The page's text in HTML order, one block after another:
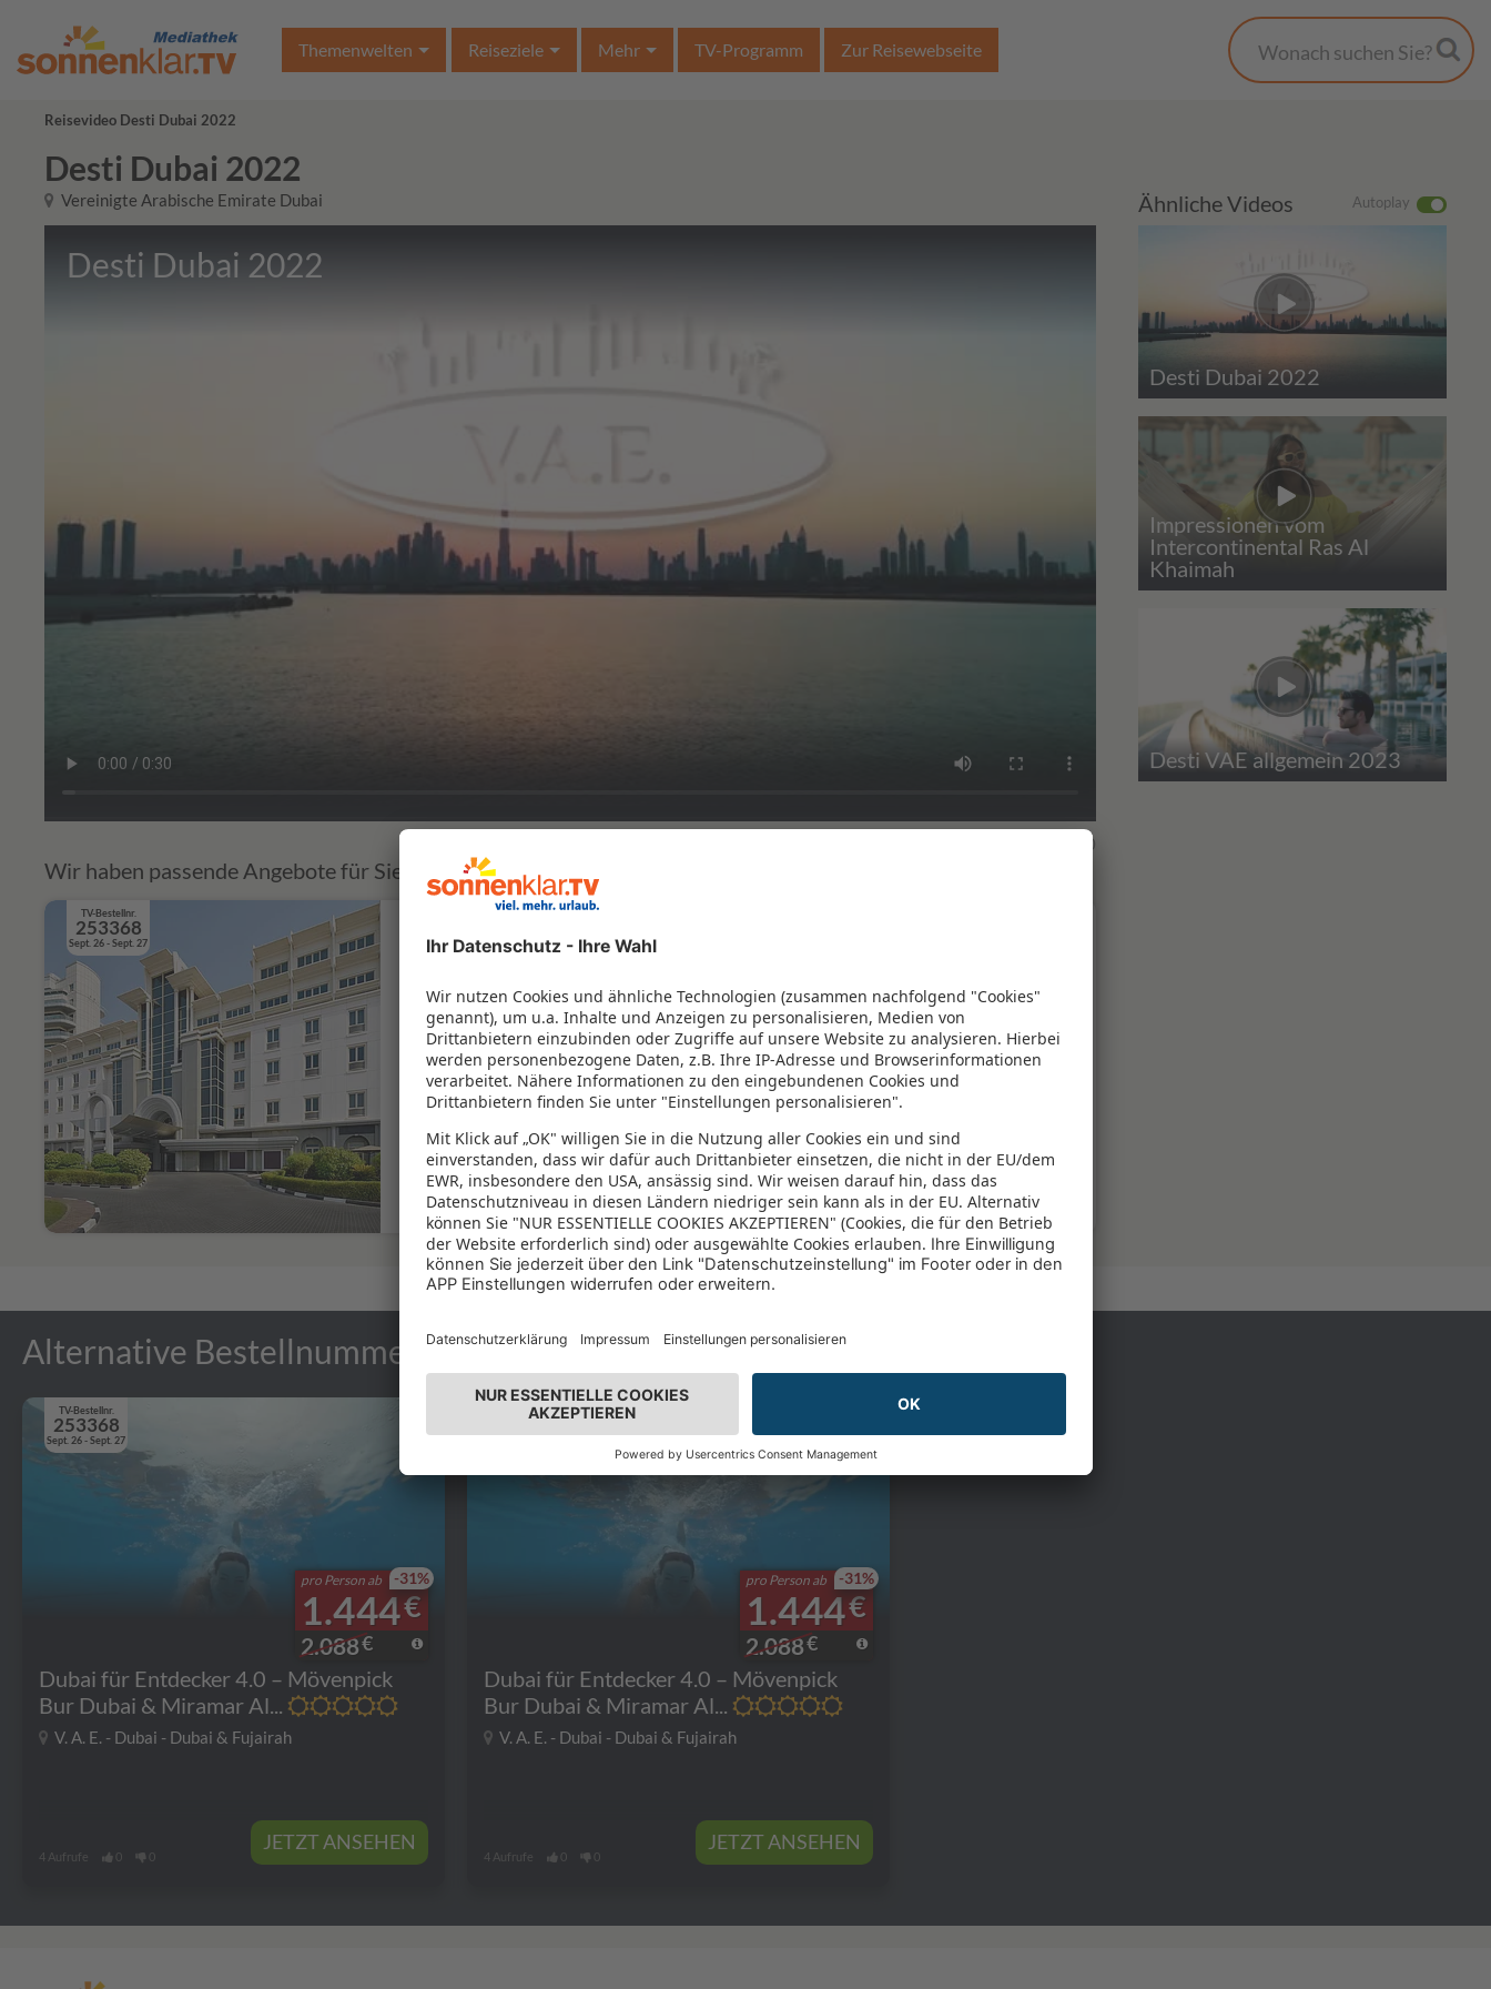
Themenwelten Reiseziele Mehr TV-Programm Zur Reisewebseite
Reisevideo Desti Dubai 2022
Desti Dubai 2022
Vereinigte Arabische Emirate Dubai Ähnliche Videos Autoplay
Desti Dubai 2022
0
Wir haben passende Angebote für Sie zusammengestellt
TV-Bestellnr.
253368
Sept. 26 - Sept. 27
Dubai & Miramar Al Aqah Resort
V. A. E. - Dubai - Dubai & Fujairah
inkl. Flug
14- bzw. 15-tägige Flugreise
Ihre besonderen sonnenklar.TV Vorteile
Erlebnispaket "Dubai für Entdecker" mit 4 Ausflügen
Upgrade auf ein Executive Zimmer inkl. Zugang zur
Executive Lounge und Upgrade auf Halbpension Plus in
Dubai (Wert: ca. € 210,- pro Zimmer)
Upgrade auf DZ Superior seitlicher Meerblick und
Upgrade auf Ultra All Inclusive in Fujairah (Wert: ca. €
452,- pro Zimmer)
Gutschein über € 25,- pro Person/Aufenthalt für den Spa-
pro Person ab
2.088
ZU DEN TERMINEN
Desti Dubai 2022
Impressionen vom
Intercontinental Ras Al
Khaimah
Desti VAE allgemein 2023
Alternative Bestellnummer Angebote
TV-Bestellnr.
253368
Sept. 26 - Sept. 27
-31%
pro Person ab
1.444€
2.088€
Dubai für Entdecker 4.0 – Mövenpick
Bur Dubai & Miramar Al...
V. A. E. - Dubai - Dubai & Fujairah
4 Aufrufe 0 0
JETZT ANSEHEN
TV-Bestellnr.
253368
-31%
pro Person ab
1.444€
2.088€
Dubai für Entdecker 4.0 – Mövenpick
Bur Dubai & Miramar Al...
V. A. E. - Dubai - Dubai & Fujairah
4 Aufrufe 0 0
JETZT ANSEHEN